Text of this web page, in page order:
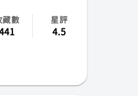
藏數 星評
4.5